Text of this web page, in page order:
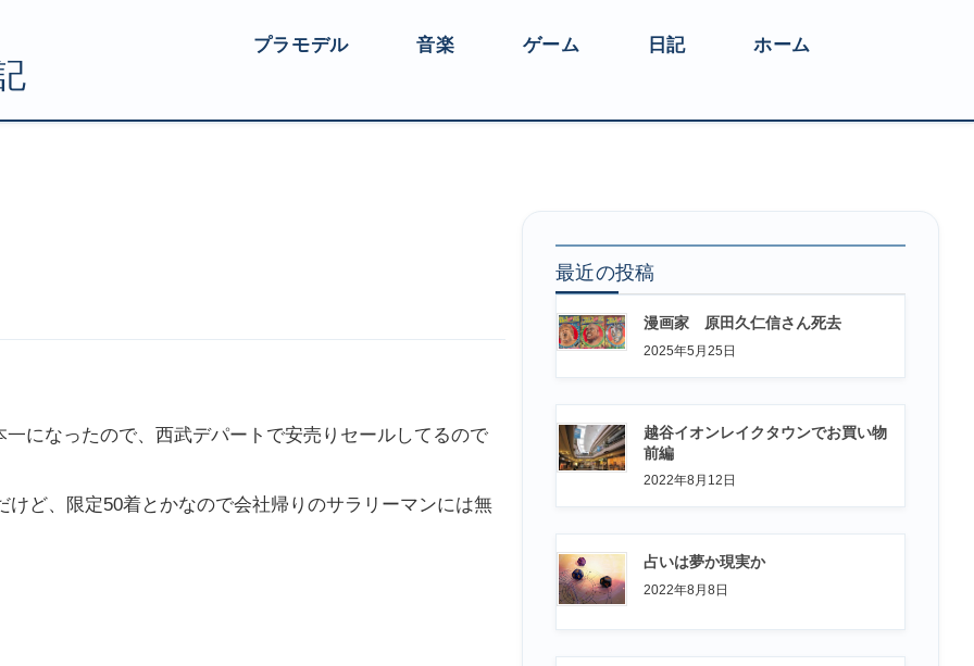
プラモデル 音楽 ゲーム 日記 ホーム
になったので、西武デパートで安売りセールしてるので
ど、限定50着とかなので会社帰りのサラリーマンには無
最近の投稿
漫画家 原田久仁信さん死去
2025年5月25日
越谷イオンレイクタウンでお買い物
前編
2022年8月12日
占いは夢か現実か
2022年8月8日